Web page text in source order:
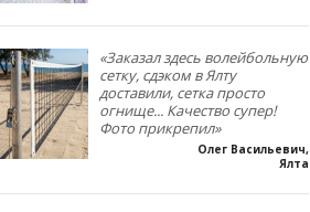
«Заказал здесь волейбольную
сетку, сдэком в Ялту
доставили, сетка просто
огнище... Качество супер!
Фото прикрепил»
Олег Васильевич,
Ялта